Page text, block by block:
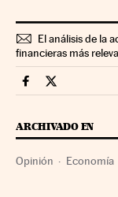
El análisis de la
financieras más
Economia Cinco
Economia
ARCHIVADO EN
Opinión Economía